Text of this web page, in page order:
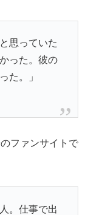
思っていた
った。彼の
た。」
ファンサイトで
。仕事で出